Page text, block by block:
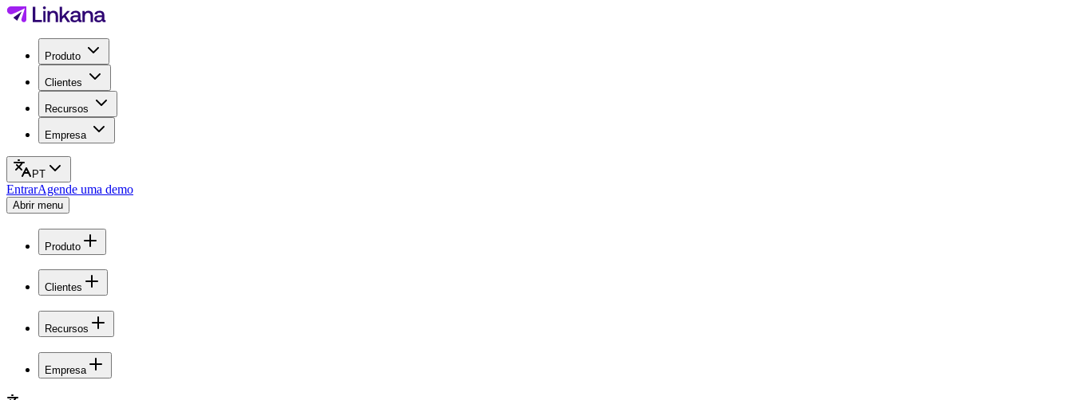
Produto
Clientes
Recursos
Empresa
PT
EntrarAgende uma demo
Abrir menu
Produto
Clientes
Recursos
Empresa